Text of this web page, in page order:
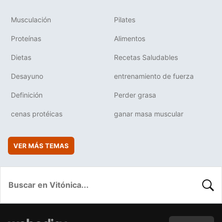
Musculación Pilates
Proteínas Alimentos
Dietas Recetas Saludables
Desayuno entrenamiento de fuerza
Definición Perder grasa
cenas protéicas ganar masa muscular
VER MÁS TEMAS